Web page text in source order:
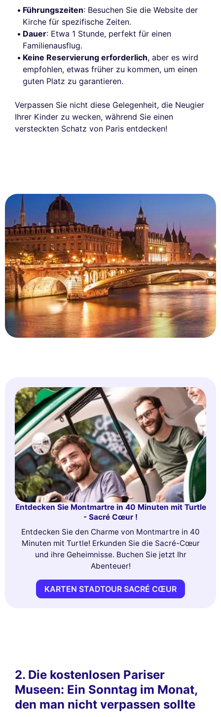
Führungszeiten: Besuchen Sie die Website der
Kirche für spezifische Zeiten.
Dauer: Etwa 1 Stunde, perfekt für einen
Familienausflug.
Keine Reservierung erforderlich, aber es wird
empfohlen, etwas früher zu kommen, um einen
guten Platz zu garantieren.
Verpassen Sie nicht diese Gelegenheit, die Neugier
Ihrer Kinder zu wecken, während Sie einen
versteckten Schatz von Paris entdecken!
Entdecken Sie Montmartre in 40 Minuten mit Turtle
- Sacré Cœur !
Entdecken Sie den Charme von Montmartre in 40
Minuten mit Turtle! Erkunden Sie die Sacré-Cœur
und ihre Geheimnisse. Buchen Sie jetzt Ihr
Abenteuer!
KARTEN STADTOUR SACRÉ CŒUR
2. Die kostenlosen Pariser
Museen: Ein Sonntag im Monat,
den man nicht verpassen sollte